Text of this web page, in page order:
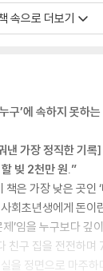
건넨다.
다면, 전 부자 안 할
비가 내일의 나를 만
생각하는 연습
유로운 내일을 위해
이지만, 그것이 끝
니다. 비상금을 만드
을 처음부터 끝까
는 순간마다 마음이
면 돼요.”라는 말은
함은 선택이어야
.
수함’이나 ‘청렴함’
나, 소박하게 사는
속으로 더보기
구’에 속하지 못하
낸 가장 정직한 기록]
빚 2천만 원.”
은 가장 낮은 곳인
회초년생에게 돈이
’임을 누구보다 깊
친구 집을 전전하며
을 정면으로 마주하